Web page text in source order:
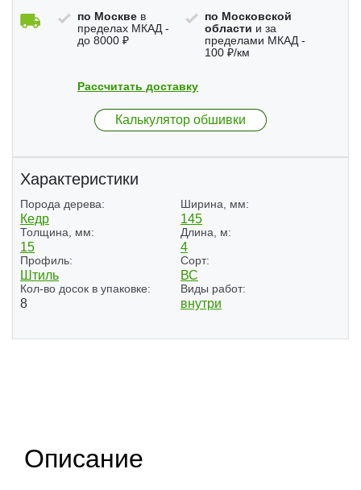
по Москве в
пределах МКАД -
до 8000 ₽
по Московской
области и за
пределами МКАД -
100 ₽/км
Рассчитать доставку
Калькулятор обшивки
Характеристики
Порода дерева:
Кедр
Ширина, мм:
145
Толщина, мм:
15
Длина, м:
4
Профиль:
Штиль
Сорт:
ВС
Кол-во досок в упаковке:
8
Виды работ:
внутри
Описание